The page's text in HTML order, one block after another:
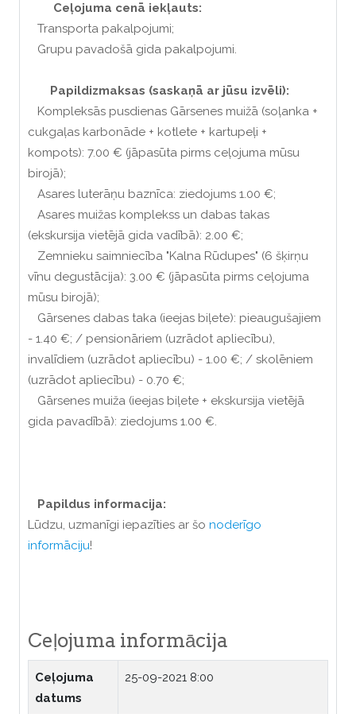
Ceļojuma cenā iekļauts:
Transporta pakalpojumi;
Grupu pavadošā gida pakalpojumi.
Papildizmaksas (saskaņā ar jūsu izvēli):
Kompleksās pusdienas Gārsenes muižā (soļanka +
cukgaļas karbonāde + kotlete + kartupeļi +
kompots): 7.00 € (jāpasūta pirms ceļojuma mūsu
birojā);
Asares luterāņu baznīca: ziedojums 1.00 €;
Asares muižas komplekss un dabas takas
(ekskursija vietējā gida vadībā): 2.00 €;
Zemnieku saimniecība "Kalna Rūdupes" (6 šķirņu
vīnu degustācija): 3.00 € (jāpasūta pirms ceļojuma
mūsu birojā);
Gārsenes dabas taka (ieejas biļete): pieaugušajiem
- 1.40 €; / pensionāriem (uzrādot apliecību),
invalīdiem (uzrādot apliecību) - 1.00 €; / skolēniem
(uzrādot apliecību) - 0.70 €;
Gārsenes muiža (ieejas biļete + ekskursija vietējā
gida pavadībā): ziedojums 1.00 €.
Papildus informacija:
Lūdzu, uzmanīgi iepazīties ar šo noderīgo
informāciju!
Ceļojuma informācija
Ceļojuma
datums
25-09-2021 8:00